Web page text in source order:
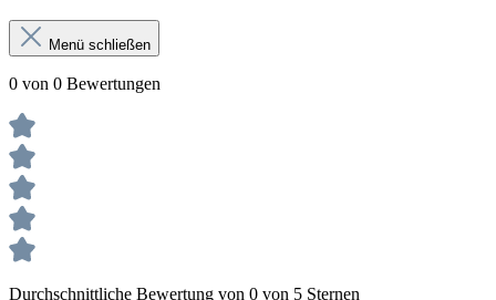
Menü schließen
0 von 0 Bewertungen
Durchschnittliche Bewertung von 0 von 5 Sternen